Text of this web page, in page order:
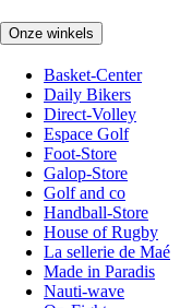
Onze winkels
Basket-Center
Daily Bikers
Direct-Volley
Espace Golf
Foot-Store
Galop-Store
Golf and co
Handball-Store
House of Rugby
La sellerie de Maé
Made in Paradis
Nauti-wave